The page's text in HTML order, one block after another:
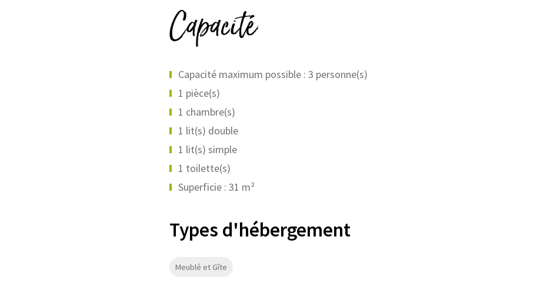
Capacité
Capacité maximum possible : 3 personne(s)
1 pièce(s)
1 chambre(s)
1 lit(s) double
1 lit(s) simple
1 toilette(s)
Superficie : 31 m²
Types d'hébergement
Meublé et Gîte